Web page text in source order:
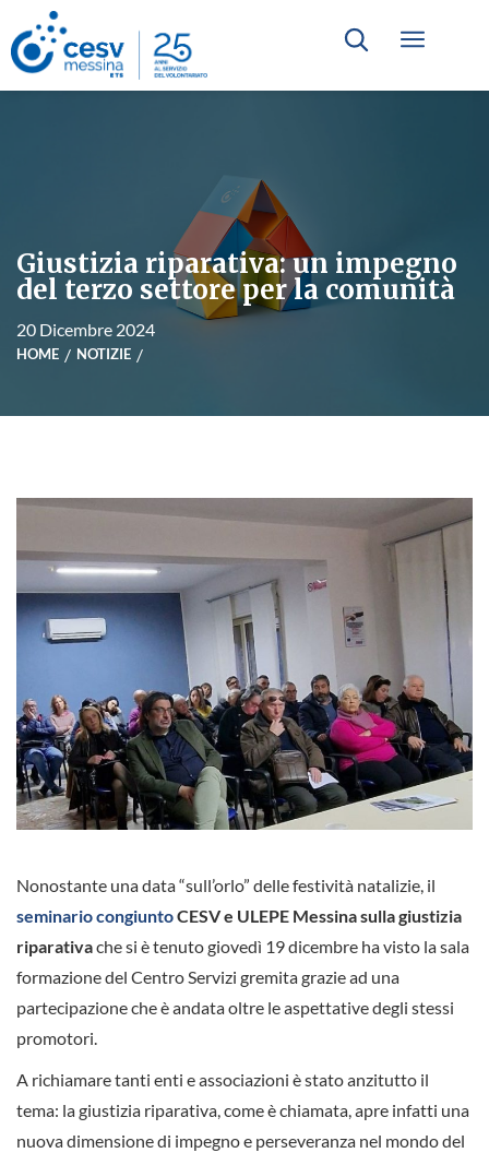
Giustizia riparativa: un impegno
del terzo settore per la comunità
20 Dicembre 2024
HOME NOTIZIE
Nonostante una data “sull’orlo” delle festività natalizie, il
seminario congiuntoCESV e ULEPE Messina sulla giustizia
riparativache si è tenuto giovedì 19 dicembre ha visto la sala
formazione del Centro Servizi gremita grazie ad una
partecipazione che è andata oltre le aspettative degli stessi
promotori.
A richiamare tanti enti e associazioni è stato anzitutto il
tema: la giustizia riparativa, come è chiamata, apre infatti una
nuova dimensione di impegno e perseveranza nel mondo del